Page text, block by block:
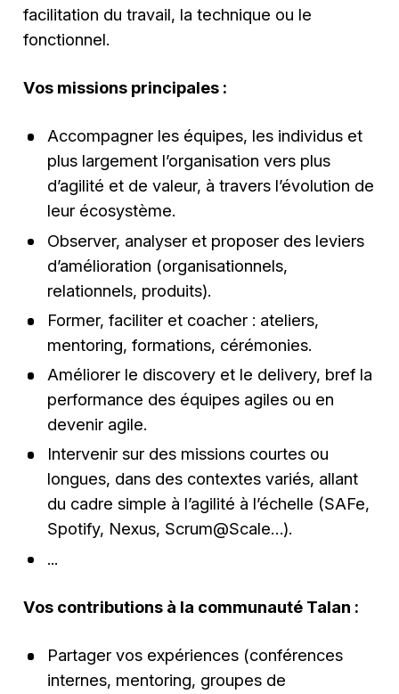
facilitation du travail, la technique ou le
fonctionnel.
Vos missions principales :
Accompagner les équipes, les individus et
plus largement l’organisation vers plus
d’agilité et de valeur, à travers l’évolution de
leur écosystème.
Observer, analyser et proposer des leviers
d’amélioration (organisationnels,
relationnels, produits).
Former, faciliter et coacher : ateliers,
mentoring, formations, cérémonies.
Améliorer le discovery et le delivery, bref la
performance des équipes agiles ou en
devenir agile.
Intervenir sur des missions courtes ou
longues, dans des contextes variés, allant
du cadre simple à l’agilité à l’échelle (SAFe,
Spotify, Nexus, Scrum@Scale…).
...
Vos contributions à la communauté Talan :
Partager vos expériences (conférences
internes, mentoring, groupes de